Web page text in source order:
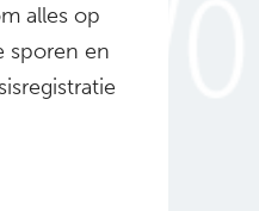
alles op
sporen en